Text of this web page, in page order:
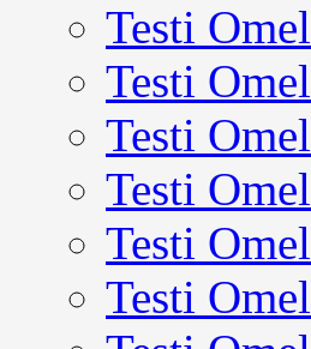
Testi
Testi
Testi
Testi
Testi
Testi